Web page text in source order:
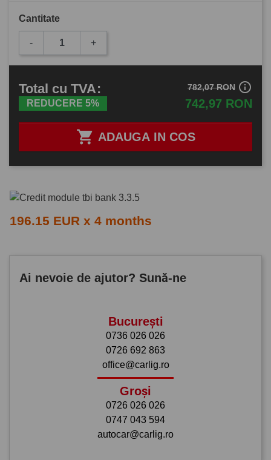
Cantitate
- +
 ADAUGA IN COS
Total cu TVA:
REDUCERE 5% 742,97 RON
782,07 RON info_outline
196.15 EUR x 4 months
Ai nevoie de ajutor? Sună-ne
București
0736 026 026
0726 692 863
office@carlig.ro
Groși
0726 026 026
0747 043 594
autocar@carlig.ro